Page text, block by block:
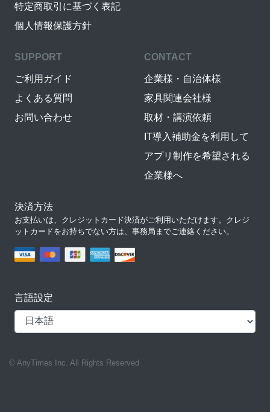
特定商取引に基づく表記
個人情報保護方針
SUPPORT
ご利用ガイド
よくある質問
お問い合わせ
CONTACT
企業様・自治体様
家具関連会社様
取材・講演依頼
IT導入補助金を利用して
アプリ制作を希望される
企業様へ
決済方法
お支払いは、クレジットカード決済がご利用いただけます。クレジ
ットカードをお持ちでない方は、事務局までご連絡ください。
言語設定
© AnyTimes Inc. All Rights Reserved